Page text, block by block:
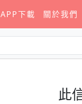
APP下載 關於我們
此